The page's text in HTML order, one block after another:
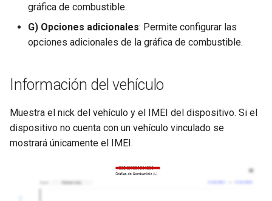
gráfica de combustible.
G) Opciones adicionales: Permite configurar las
opciones adicionales de la gráfica de combustible.
Información del vehículo
Muestra el nick del vehículo y el IMEI del dispositivo. Si el
dispositivo no cuenta con un vehículo vinculado se
mostrará únicamente el IMEI.